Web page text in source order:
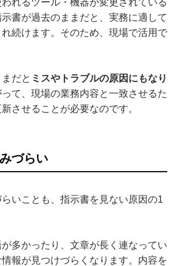
書が過去のままだと、実務に適して
続けます。そのため、現場で活用で
だと ミスやトラブルの原因にもなり
って、現場の業務内容と一致させるた
させることが必要なのです。
づらい
いことも、指示書を見ない原因の1
多かったり、文章が長く連なってい
報が見つけづらくなります。内容を